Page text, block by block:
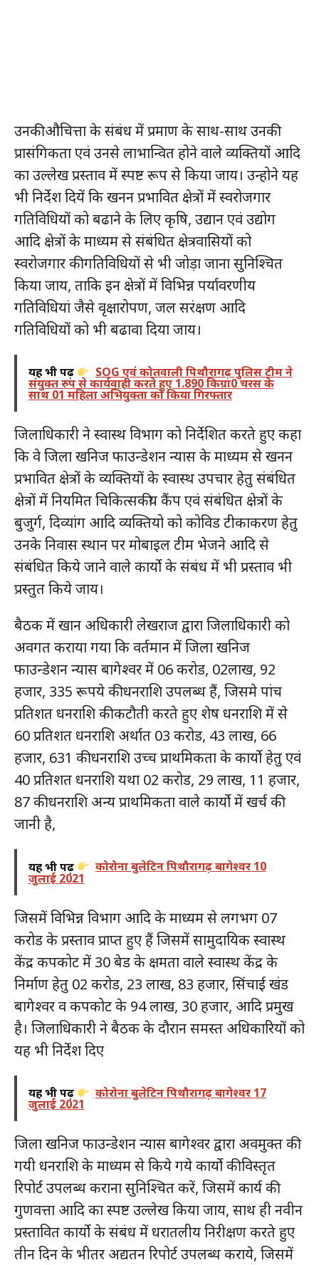
उनकी औचित्ता के संबंध में प्रमाण के साथ-साथ उनकी
प्रासंगिकता एवं उनसे लाभान्वित होने वाले व्यक्तियों आदि
का उल्लेख प्रस्ताव में स्पष्ट रूप से किया जाय। उन्होने यह
भी निर्देश दियें कि खनन प्रभावित क्षेत्रों में स्वरोजगार
गतिविधियों को बढाने के लिए कृषि, उद्यान एवं उद्योग
आदि क्षेत्रों के माध्यम से संबंधित क्षेत्रवासियों को
स्वरोजगार की गतिविधियों से भी जोड़ा जाना सुनिश्चित
किया जाय, ताकि इन क्षेत्रों में विभिन्न पर्यावरणीय
गतिविधियां जैसे वृक्षारोपण, जल सरंक्षण आदि
गतिविधियों को भी बढावा दिया जाय।
यह भी पढ़ें SOG एवं कोतवाली पिथौरागढ़ पुलिस टीम ने
संयुक्त रुप से कार्यवाही करते हुए 1.890 किग्रा0 चरस के
साथ 01 महिला अभियुक्ता को किया गिरफ्तार
जिलाधिकारी ने स्वास्थ विभाग को निर्देशित करते हुए कहा
कि वे जिला खनिज फाउन्डेशन न्यास के माध्यम से खनन
प्रभावित क्षेत्रों के व्यक्तियों के स्वास्थ उपचार हेतु संबंधित
क्षेत्रों में नियमित चिकित्सकीय कैंप एवं संबंधित क्षेत्रों के
बुजुर्ग, दिव्यांग आदि व्यक्तियो को कोविड टीकाकरण हेतु
उनके निवास स्थान पर मोबाइल टीम भेजने आदि से
संबंधित किये जाने वाले कार्यो के संबंध में भी प्रस्ताव भी
प्रस्तुत किये जाय।
बैठक में खान अधिकारी लेखराज द्वारा जिलाधिकारी को
अवगत कराया गया कि वर्तमान में जिला खनिज
फाउन्डेशन न्यास बागेश्वर में 06 करोड, 02लाख, 92
हजार, 335 रूपये की धनराशि उपलब्ध हैं, जिसमे पांच
प्रतिशत धनराशि की कटौती करते हुए शेष धनराशि में से
60 प्रतिशत धनराशि अर्थात 03 करोड, 43 लाख, 66
हजार, 631 की धनराशि उच्च प्राथमिकता के कार्यो हेतु एवं
40 प्रतिशत धनराशि यथा 02 करोड, 29 लाख, 11 हजार,
87 की धनराशि अन्य प्राथमिकता वाले कार्यो में खर्च की
जानी है,
यह भी पढ़ें कोरोना बुलेटिन पिथौरागढ़ बागेश्वर 10
जुलाई 2021
जिसमें विभिन्न विभाग आदि के माध्यम से लगभग 07
करोड के प्रस्ताव प्राप्त हुए हैं जिसमें सामुदायिक स्वास्थ
केंद्र कपकोट में 30 बेड के क्षमता वाले स्वास्थ केंद्र के
निर्माण हेतु 02 करोड, 23 लाख, 83 हजार, सिंचाई खंड
बागेश्वर व कपकोट के 94 लाख, 30 हजार, आदि प्रमुख
है। जिलाधिकारी ने बैठक के दौरान समस्त अधिकारियों को
यह भी निर्देश दिए
यह भी पढ़ें कोरोना बुलेटिन पिथौरागढ़ बागेश्वर 17
जुलाई 2021
जिला खनिज फाउन्डेशन न्यास बागेश्वर द्वारा अवमुक्त की
गयी धनराशि के माध्यम से किये गये कार्यो की विस्तृत
रिपोर्ट उपलब्ध कराना सुनिश्चित करें, जिसमें कार्य की
गुणवत्ता आदि का स्पष्ट उल्लेख किया जाय, साथ ही नवीन
प्रस्तावित कार्यो के संबंध में धरातलीय निरीक्षण करते हुए
तीन दिन के भीतर अद्यतन रिपोर्ट उपलब्ध कराये, जिसमें